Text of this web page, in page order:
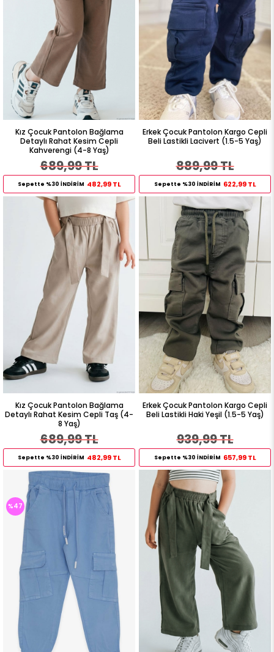
Kız Çocuk Pantolon Bağlama
Detaylı Rahat Kesim Cepli
Kahverengi (4-8 Yaş)
689,99 TL
Sepette %30 İNDİRİM 482,99 TL
Erkek Çocuk Pantolon Kargo Cepli
Beli Lastikli Lacivert (1.5-5 Yaş)
889,99 TL
Sepette %30 İNDİRİM 622,99 TL
Kız Çocuk Pantolon Bağlama
Detaylı Rahat Kesim Cepli Taş (4-
8 Yaş)
689,99 TL
Sepette %30 İNDİRİM 482,99 TL
Erkek Çocuk Pantolon Kargo Cepli
Beli Lastikli Haki Yeşil (1.5-5 Yaş)
939,99 TL
Sepette %30 İNDİRİM 657,99 TL
%47